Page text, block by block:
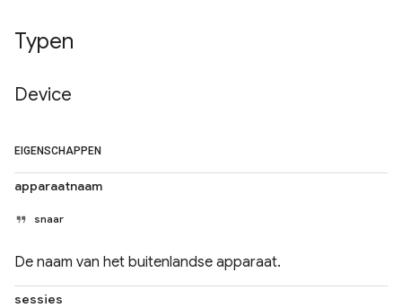
Typen
Device
EIGENSCHAPPEN
apparaatnaam
snaar
De naam van het buitenlandse apparaat.
sessies